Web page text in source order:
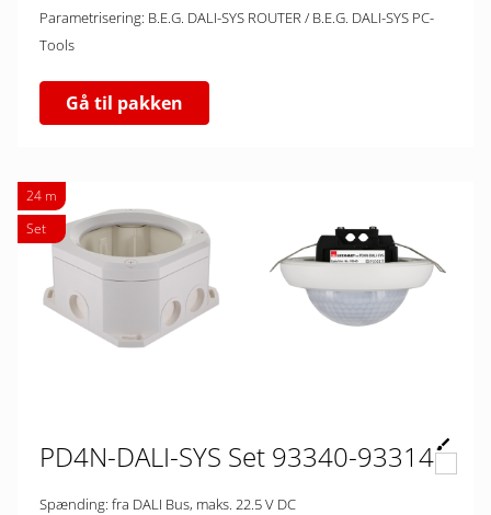
Parametrisering: B.E.G. DALI-SYS ROUTER / B.E.G. DALI-SYS PC-
Tools
Gå til pakken
24 m
Set
PD4N-DALI-SYS Set 93340-93314
Spænding: fra DALI Bus, maks. 22.5 V DC